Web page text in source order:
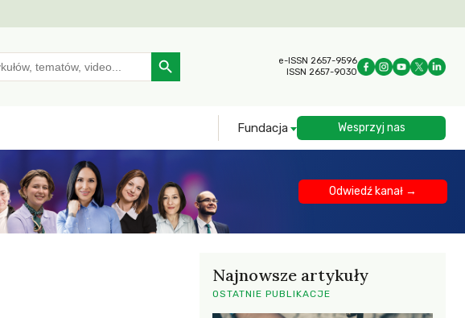
Search Button
e-ISSN 2657-9596
ISSN 2657-9030
Fundacja Wesprzyj nas
Odwiedź kanał →
Najnowsze artykuły
OSTATNIE PUBLIKACJE